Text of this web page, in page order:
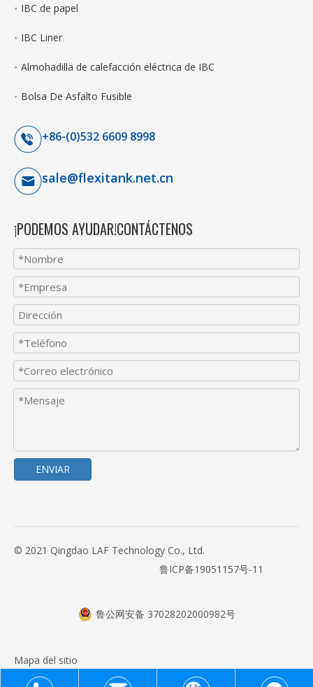
IBC de papel
IBC Liner
Almohadilla de calefacción eléctrica de IBC
Bolsa De Asfalto Fusible
+86-(0)532 6609 8998
sale@flexitank.net.cn
¡PODEMOS AYUDAR!CONTÁCTENOS
ENVIAR
© 2021 Qingdao LAF Technology Co., Ltd.
鲁ICP备19051157号-11
鲁公网安备 37028202000982号
Mapa del sitio